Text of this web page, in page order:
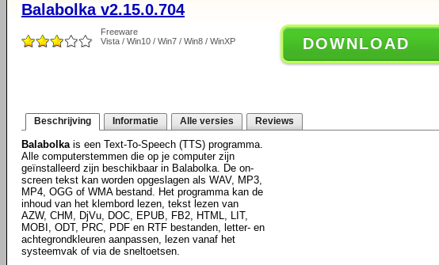
Balabolka v2.15.0.704
Freeware
Vista / Win10 / Win7 / Win8 / WinXP
DOWNLOAD
Beschrijving Informatie Alle versies Reviews
Balabolkais een Text-To-Speech (TTS) programma.
Alle computerstemmen die op je computer zijn
geïnstalleerd zijn beschikbaar in Balabolka. De on-
screen tekst kan worden opgeslagen als WAV, MP3,
MP4, OGG of WMA bestand. Het programma kan de
inhoud van het klembord lezen, tekst lezen van
AZW, CHM, DjVu, DOC, EPUB, FB2, HTML, LIT,
MOBI, ODT, PRC, PDF en RTF bestanden, letter- en
achtegrondkleuren aanpassen, lezen vanaf het
systeemvak of via de sneltoetsen.